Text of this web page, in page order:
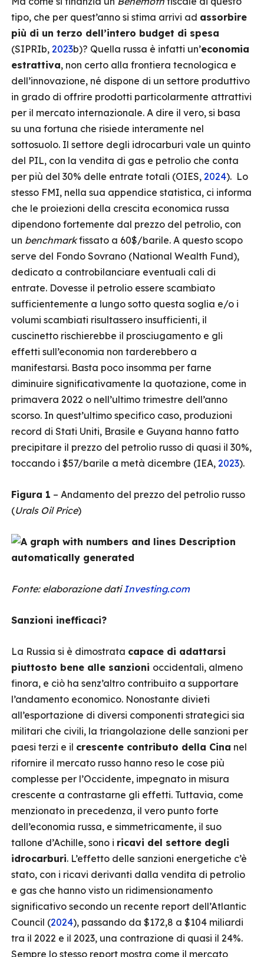
tipo, che per quest’anno si stima arrivi ad assorbire
più di un terzo dell’intero budget di spesa
(SIPRIb, 2023b)? Quella russa è infatti un’economia
estrattiva, non certo alla frontiera tecnologica e
dell’innovazione, né dispone di un settore produttivo
in grado di offrire prodotti particolarmente attrattivi
per il mercato internazionale. A dire il vero, si basa
su una fortuna che risiede interamente nel
sottosuolo. Il settore degli idrocarburi vale un quinto
del PIL, con la vendita di gas e petrolio che conta
per più del 30% delle entrate totali (OIES, 2024). Lo
stesso FMI, nella sua appendice statistica, ci informa
che le proiezioni della crescita economica russa
dipendono fortemente dal prezzo del petrolio, con
un benchmarkfissato a 60$/barile. A questo scopo
serve del Fondo Sovrano (National Wealth Fund),
dedicato a controbilanciare eventuali cali di
entrate. Dovesse il petrolio essere scambiato
sufficientemente a lungo sotto questa soglia e/o i
volumi scambiati risultassero insufficienti, il
cuscinetto rischierebbe il prosciugamento e gli
effetti sull’economia non tarderebbero a
manifestarsi. Basta poco insomma per farne
diminuire significativamente la quotazione, come in
primavera 2022 o nell’ultimo trimestre dell’anno
scorso. In quest’ultimo specifico caso, produzioni
record di Stati Uniti, Brasile e Guyana hanno fatto
precipitare il prezzo del petrolio russo di quasi il 30%,
toccando i $57/barile a metà dicembre (IEA, 2023).
Figura 1 – Andamento del prezzo del petrolio russo
(Urals Oil Price)
Fonte: elaborazione datiInvesting.com
Sanzioni inefficaci?
La Russia si è dimostrata capace di adattarsi
piuttosto bene alle sanzioni occidentali, almeno
finora, e ciò ha senz’altro contribuito a supportare
l’andamento economico. Nonostante divieti
all’esportazione di diversi componenti strategici sia
militari che civili, la triangolazione delle sanzioni per
paesi terzi e il crescente contributo della Cina nel
rifornire il mercato russo hanno reso le cose più
complesse per l’Occidente, impegnato in misura
crescente a contrastarne gli effetti. Tuttavia, come
menzionato in precedenza, il vero punto forte
dell’economia russa, e simmetricamente, il suo
tallone d’Achille, sono i ricavi del settore degli
idrocarburi. L’effetto delle sanzioni energetiche c’è
stato, con i ricavi derivanti dalla vendita di petrolio
e gas che hanno visto un ridimensionamento
significativo secondo un recente report dell’Atlantic
Council (2024), passando da $172,8 a $104 miliardi
tra il 2022 e il 2023, una contrazione di quasi il 24%.
Sempre lo stesso report mostra come il mercato